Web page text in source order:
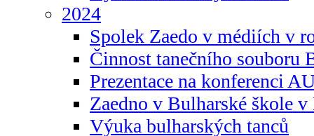
2024
Spolek Zaedo v médiích v
Činnost tanečního souboru
Prezentace na konferenci
Zaedno v Bulharské škole v
Výuka bulharských tanců